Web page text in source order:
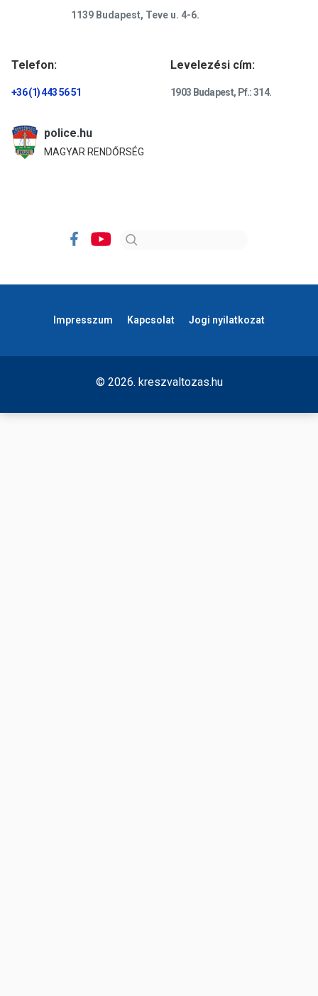
1139 Budapest, Teve u. 4-6.
Telefon:
+36 (1) 443 56 51
Levelezési cím:
1903 Budapest, Pf.: 314.
police.hu
MAGYAR RENDŐRSÉG
Impresszum Kapcsolat Jogi nyilatkozat
© 2026. kreszvaltozas.hu